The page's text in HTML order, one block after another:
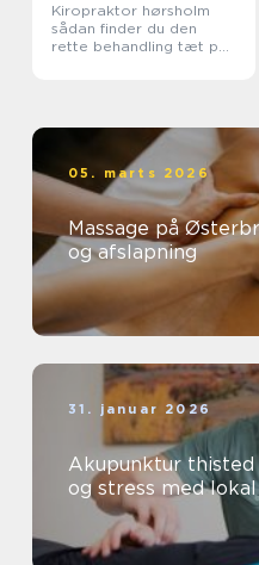
Kiropraktor hørsholm
sådan finder du den
rette behandling tæt på
05. marts 2026
Massage på
og afslapning
31. januar 2026
Akupunktur thisted lindring af smerter
og stress med